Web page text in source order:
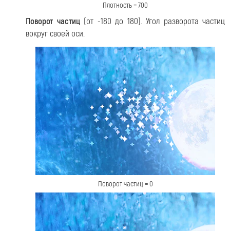
Плотность = 700
Поворот частиц(от -180 до 180). Угол разворота частиц
вокруг своей оси.
Поворот частиц = 0